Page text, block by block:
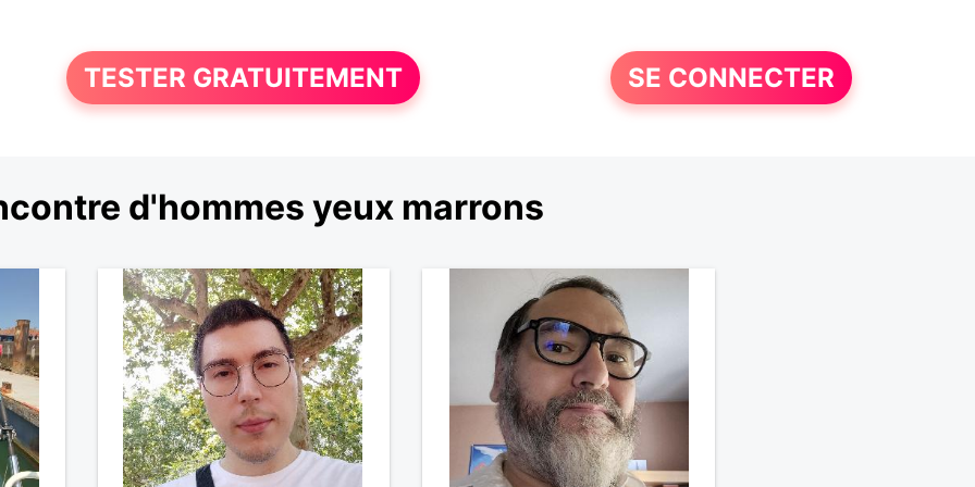
TESTER GRATUITEMENT SE CONNECTER
d'hommes yeux marrons